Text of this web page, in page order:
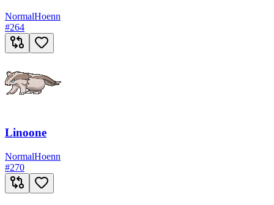
NormalHoenn
#264
Linoone
NormalHoenn
#270